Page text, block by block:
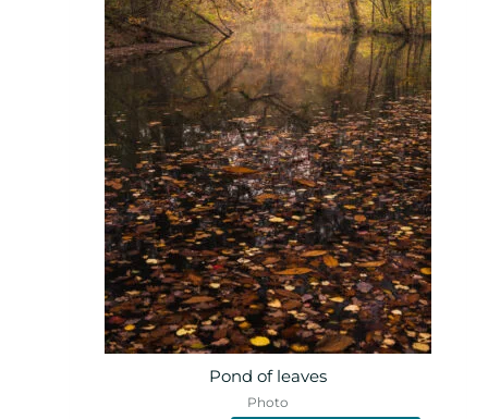
Pond of leaves
Photo